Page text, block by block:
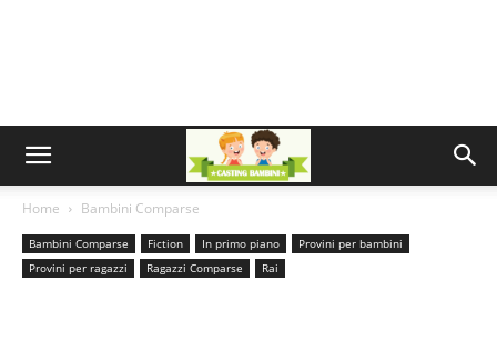
Home Bambini Comparse
Bambini Comparse Fiction In primo piano
Provini per bambini
Provini per ragazzi
Ragazzi Comparse Rai